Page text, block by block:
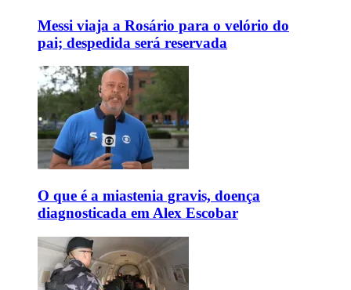
Messi viaja a Rosário para o velório do
pai; despedida será reservada
O que é a miastenia gravis, doença
diagnosticada em Alex Escobar